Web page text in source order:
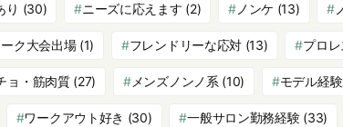
り (30) ニーズに応えます (2) ノンケ (13)
ク大会出場(1) フレンドリーな応対 (13) プロ
ョ・筋肉質(27) メンズノンノ系 (10) モデル経
ワークアウト好き (30) 一般サロン勤務経験(33)